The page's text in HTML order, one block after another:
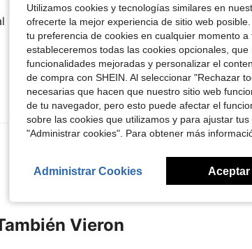
Ver Más Reseñas
Vieron
Utilizamos cookies y tecnologías similares en
ofrecerte la mejor experiencia de sitio web
tu preferencia de cookies en cualquier momento a
estableceremos todas las cookies opcionales,
funcionalidades mejoradas y personalizar el
de compra con SHEIN. Al seleccionar "Rechazar
necesarias que hacen que nuestro sitio web
de tu navegador, pero esto puede afectar el
sobre las cookies que utilizamos y para ajustar
"Administrar cookies". Para obtener más
Administrar Cookies Aceptar